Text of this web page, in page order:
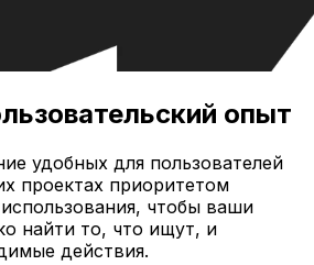
опыт
удобных для пользователей
проектах приоритетом
чтобы ваши
найти то, что ищут, и
действия.